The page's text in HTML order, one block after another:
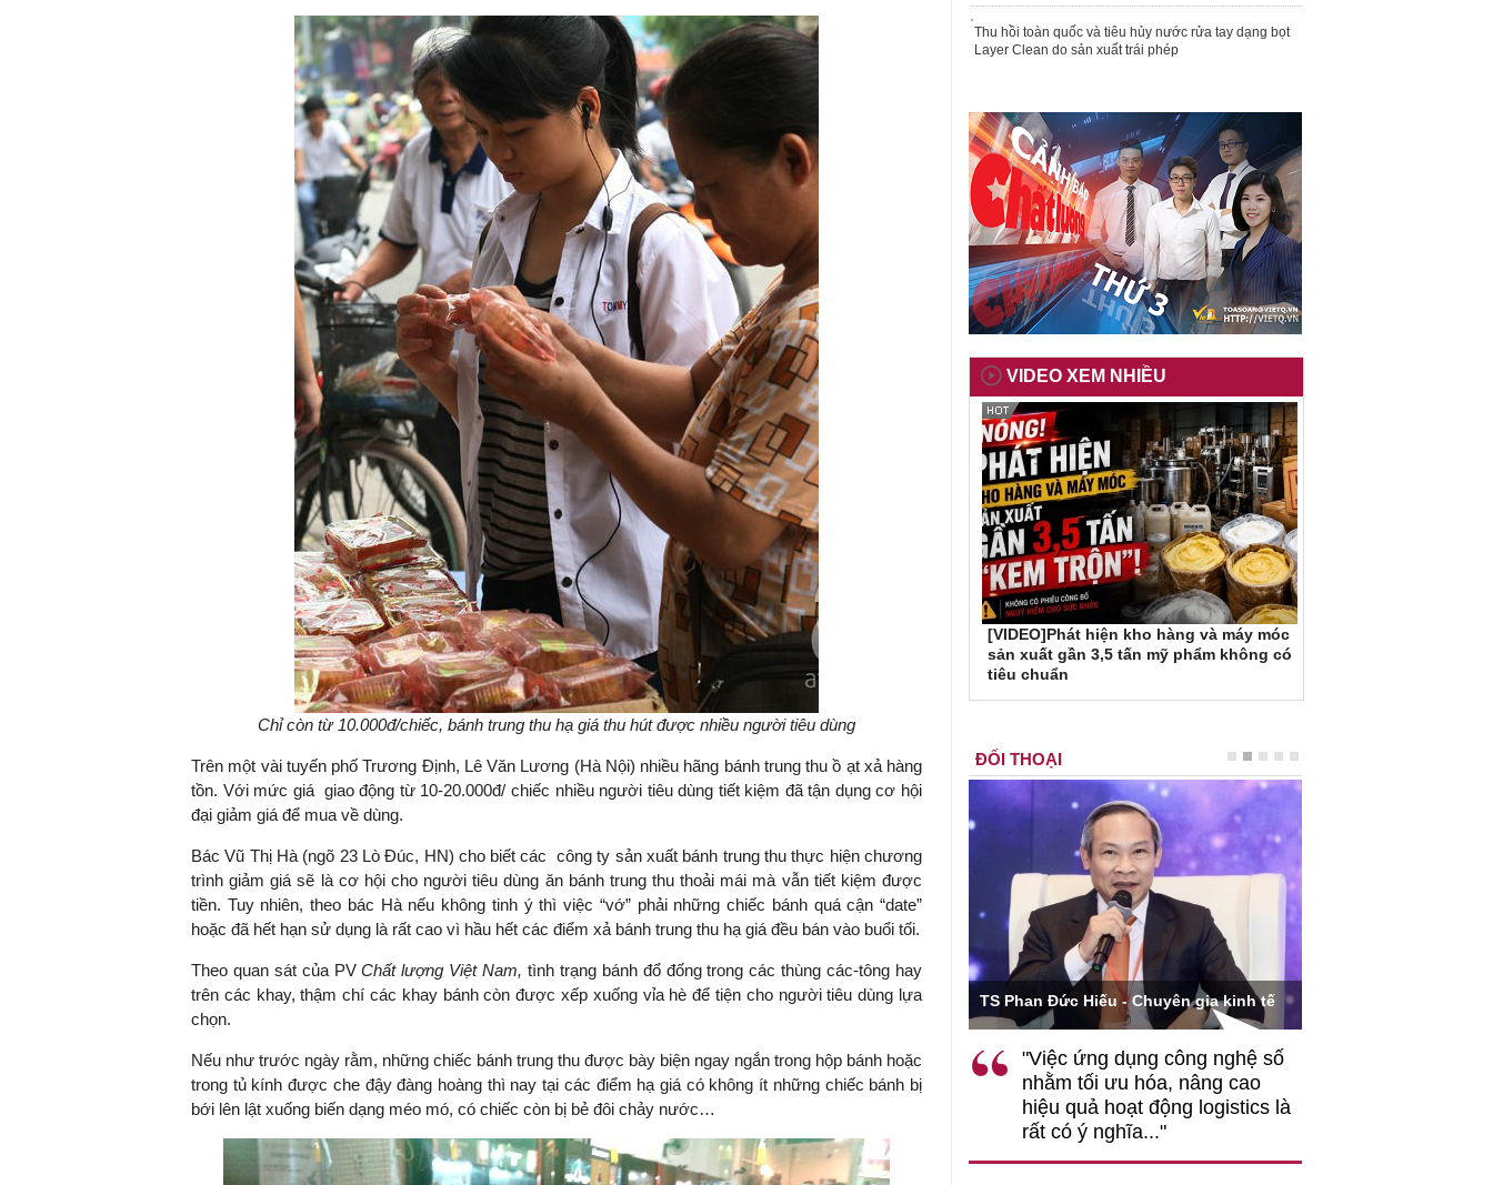
Chỉ còn từ 10.000đ/chiếc, bánh trung thu hạ giá thu hút được nhiều người tiêu dùng
Trên một vài tuyến phố Trương Định, Lê Văn Lương (Hà Nội) nhiều hãng bánh trung thu ồ ạt xả hàng
tồn. Với mức giá giao động từ 10-20.000đ/ chiếc nhiều người tiêu dùng tiết kiệm đã tận dụng cơ hội
đại giảm giá để mua về dùng.
Bác Vũ Thị Hà (ngõ 23 Lò Đúc, HN) cho biết các công ty sản xuất bánh trung thu thực hiện chương
trình giảm giá sẽ là cơ hội cho người tiêu dùng ăn bánh trung thu thoải mái mà vẫn tiết kiệm được
tiền. Tuy nhiên, theo bác Hà nếu không tinh ý thì việc “vớ” phải những chiếc bánh quá cận “date”
hoặc đã hết hạn sử dụng là rất cao vì hầu hết các điểm xả bánh trung thu hạ giá đều bán vào buổi tối.
Theo quan sát của PVChất lượng Việt Nam, tình trạng bánh đổ đống trong các thùng các-tông hay
trên các khay, thậm chí các khay bánh còn được xếp xuống vỉa hè để tiện cho người tiêu dùng lựa
chọn.
Nếu như trước ngày rằm, những chiếc bánh trung thu được bày biện ngay ngắn trong hộp bánh hoặc
trong tủ kính được che đậy đàng hoàng thì nay tại các điểm hạ giá có không ít những chiếc bánh bị
bới lên lật xuống biến dạng méo mó, có chiếc còn bị bẻ đôi chảy nước…
Thu hồi toàn quốc và tiêu hủy nước rửa tay dạng bọt
Layer Clean do sản xuất trái phép
VIDEO XEM NHIỀU
[VIDEO]Phát hiện kho hàng và máy móc
sản xuất gần 3,5 tấn mỹ phẩm không có
tiêu chuẩn
ĐỐI THOẠI
TS. Nguyễn Đức Độ - Phó Viện trưởng
Viện Kinh tế Tài chính
"Có rất nhiều việc phải làm
ngay từ bây giờ và trên thực tế
đang được tiến hành như tăng
nghệ; ban hành các cơ chế
Việc sử dụng hiệu quả chính
sách tài khóa không chỉ mang ý
nghĩa hỗ trợ ngắn hạn mà còn
tăng trưởng bền vững dài hạn.
TS Phan Đức Hiếu - Chuyên gia kinh tế
"Việc ứng dụng công nghệ số
nhằm tối ưu hóa, nâng cao
hiệu quả hoạt động logistics là
rất có ý nghĩa..."